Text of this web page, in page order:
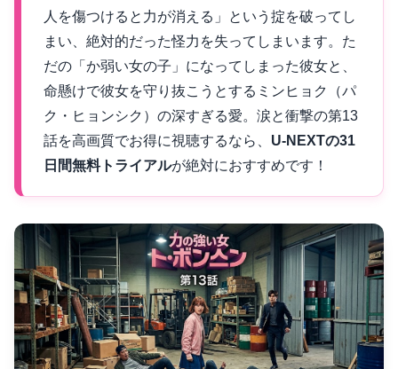
人を傷つけると力が消える」という掟を破ってし
まい、絶対的だった怪力を失ってしまいます。た
だの「か弱い女の子」になってしまった彼女と、
命懸けで彼女を守り抜こうとするミンヒョク（パ
ク・ヒョンシク）の深すぎる愛。涙と衝撃の第13
話を高画質でお得に視聴するなら、 U-NEXTの31
日間無料トライアルが絶対におすすめです！